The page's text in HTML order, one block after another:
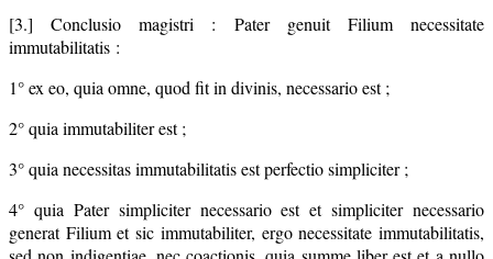
[3.] Conclusio magistri : Pater genuit Filium necessitate
immutabilitatis :
1° ex eo, quia omne, quod fit in divinis, necessario est ;
2° quia immutabiliter est ;
3° quia necessitas immutabilitatis est perfectio simpliciter ;
4° quia Pater simpliciter necessario est et simpliciter necessario
generat Filium et sic immutabiliter, ergo necessitate immutabilitatis,